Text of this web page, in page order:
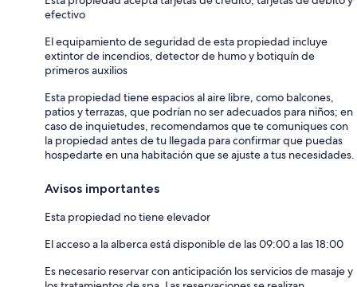
efectivo
El equipamiento de seguridad de esta propiedad incluye
extintor de incendios, detector de humo y botiquín de
primeros auxilios
Esta propiedad tiene espacios al aire libre, como balcones,
patios y terrazas, que podrían no ser adecuados para niños; en
caso de inquietudes, recomendamos que te comuniques con
la propiedad antes de tu llegada para confirmar que puedas
hospedarte en una habitación que se ajuste a tus necesidades.
Avisos importantes
Esta propiedad no tiene elevador
El acceso a la alberca está disponible de las 09:00 a las 18:00
Es necesario reservar con anticipación los servicios de masaje y